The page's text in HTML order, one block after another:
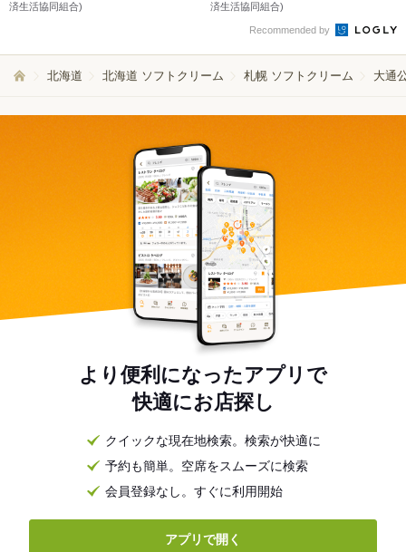
済生活協同組合)
済生活協同組合)
Recommended by
北海道 北海道 ソフトクリーム 札幌 ソフトクリーム 大通
より便利になったアプリで
快適にお店探し
クイックな現在地検索。検索が快適に
予約も簡単。空席をスムーズに検索
会員登録なし。すぐに利用開始
アプリで開く